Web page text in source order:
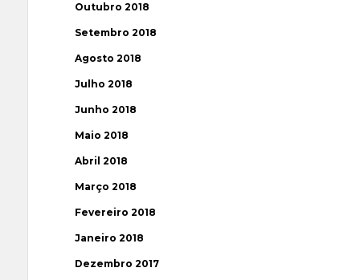
Outubro 2018
Setembro 2018
Agosto 2018
Julho 2018
Junho 2018
Maio 2018
Abril 2018
Março 2018
Fevereiro 2018
Janeiro 2018
Dezembro 2017